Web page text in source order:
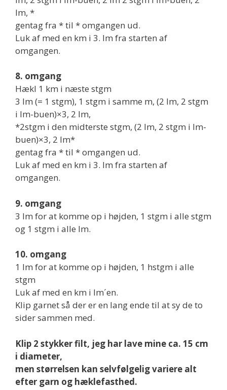
lm, *
gentag fra * til * omgangen ud.
Luk af med en km i 3. lm fra starten af
omgangen.
8. omgang
Hækl 1 km i næste stgm
3 lm (= 1 stgm), 1 stgm i samme m, (2 lm, 2 stgm
i lm-buen)×3, 2 lm,
*2stgm i den midterste stgm, (2 lm, 2 stgm i lm-
buen)×3, 2 lm*
gentag fra * til * omgangen ud.
Luk af med en km i 3. lm fra starten af
omgangen.
9. omgang
3 lm for at komme op i højden, 1 stgm i alle stgm
og 1 stgm i alle lm.
10. omgang
1 lm for at komme op i højden, 1 hstgm i alle
stgm
Luk af med en km i lm´en.
Klip garnet så der er en lang ende til at sy de to
sider sammen med.
Klip 2 stykker filt, jeg har lave mine ca. 15 cm
i diameter,
men størrelsen kan selvfølgelig variere alt
efter garn og hæklefasthed.